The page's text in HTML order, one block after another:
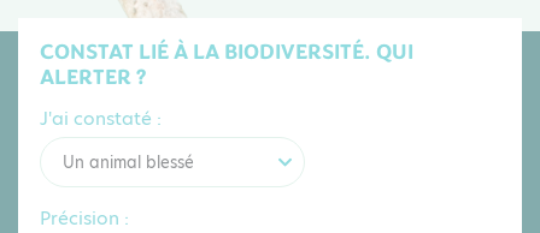
CONSTAT LIÉ À LA BIODIVERSITÉ. QUI
ALERTER ?
J'ai constaté :
Un animal blessé
Précision :